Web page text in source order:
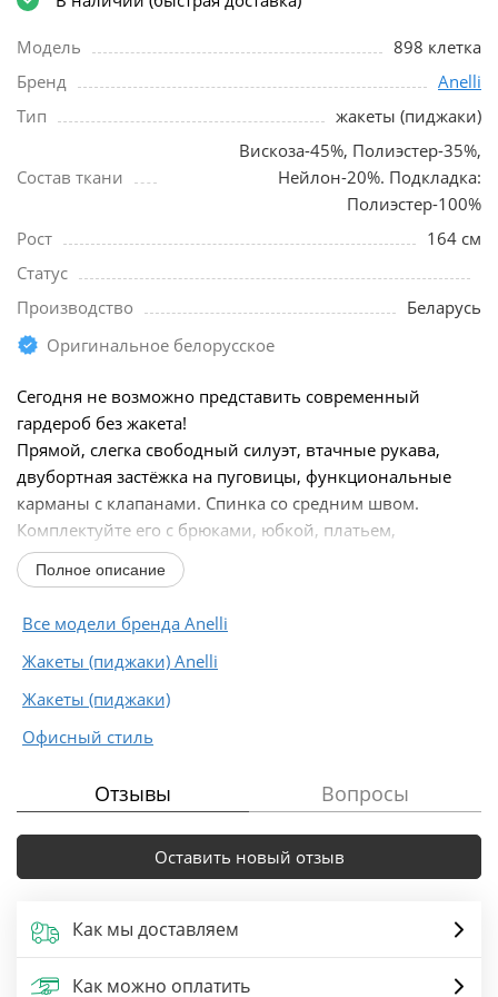
Модель
898 клетка
Бренд
Anelli
Тип
жакеты (пиджаки)
Состав ткани
Вискоза-45%, Полиэстер-35%,
Нейлон-20%. Подкладка:
Полиэстер-100%
Рост
164 см
Статус
Производство
Беларусь
Оригинальное белорусское
Сегодня не возможно представить современный
гардероб без жакета!
Прямой, слегка свободный силуэт, втачные рукава,
двубортная застёжка на пуговицы, функциональные
карманы с клапанами. Спинка со средним швом.
Комплектуйте его с брюками, юбкой, платьем,
джинсами, блузкой, майкой или лонгсливом...
Полное описание
Все модели бренда Anelli
Жакеты (пиджаки) Anelli
Жакеты (пиджаки)
Офисный стиль
Отзывы Вопросы
Оставить новый отзыв
Как мы доставляем
Как можно оплатить